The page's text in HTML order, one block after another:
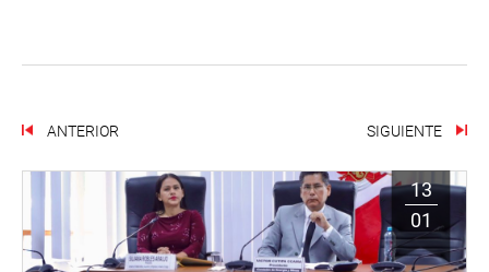
ANTERIOR SIGUIENTE
13
01